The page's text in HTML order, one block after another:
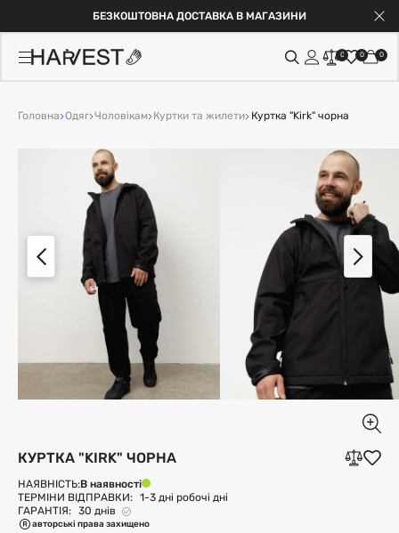
БЕЗКОШТОВНА ДОСТАВКА В МАГАЗИНИ
0 0 0
Головна Одяг Чоловікам Куртки та жилети Куртка "Kirk" чорна
КУРТКА "KIRK" ЧОРНА
НАЯВНІСТЬ:В наявності
ТЕРМІНИ ВІДПРАВКИ: 1-3 дні робочі дні
ГАРАНТІЯ: 30 днів
авторські права захищено